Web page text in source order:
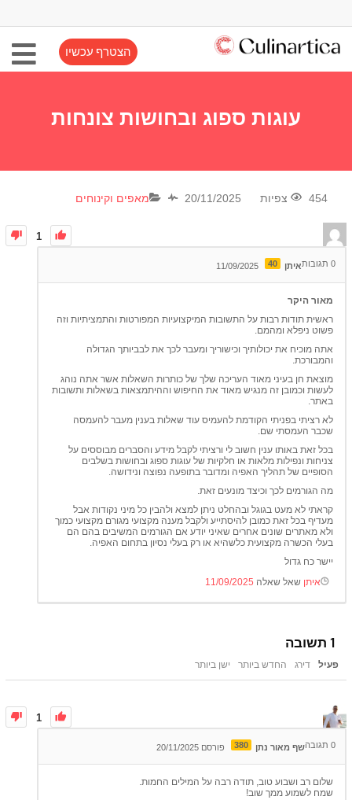
הצטרף עכשיו
עוגות ספוג ובחושות צונחות
454 צפיות 20/11/2025 מאפים וקינוחים
1
איתן 40
11/09/2025 0 תגובות
מאור היקר
ראשית תודות רבות על התשובות המיקצועיות המפורטות והתמציתיות וזה
פשוט ניפלא ומהמם.
אתה מוכיח את יכולותיך וכישוריך ומעבר לכך את לבביותך הגדולה
והמבורכת.
מוצאת חן בעיני מאוד העריכה שלך של כותרות השאלות אשר אתה נוהג
לעשות וכמובן זה מנגיש מאוד את החיפוש וההיתמצאות בשאלות ותשובות
באתר.
לא רציתי בפניתי הקודמת להעמיס עוד שאלות בענין מעבר להעמסה
שכבר העמסתי שם.
בכל זאת באותו ענין חשוב לי ורציתי לקבל מידע והסברים מבוססים על
צניחות ונפילות מלאות או חלקיות של עוגות ספוג ובחושות בשלבים
הסופיים של תהליך האפיה ומדובר בתופעה נפוצה ונידושה.
מה הגורמים לכך וכיצד מונעים זאת.
קראתי לא מעט בגוגל ובהחלט ניתן למצא ולהבין כל מיני נקודות אבל
מעדיף בכל זאת כמובן להיסתייע ולקבל מענה מקצועי מגורם מקצועי כמוך
ולא מאתרים שונים אחרים שאיני יודע אם הגורמים המשיבים בהם הם
בעלי הכשרה מקצועית כלשהיא או רק בעלי נסיון בתחום האפיה.
יישר כח גדול
איתן שאל שאלה 11/09/2025
1 תשובה
פעיל דירג החדש ביותר ישן ביותר
1
שף מאור נתן 380 פורסם 20/11/2025 0 תגובה
שלום רב ושבוע טוב, תודה רבה על המילים החמות.
שמח לשמוע ממך שוב!